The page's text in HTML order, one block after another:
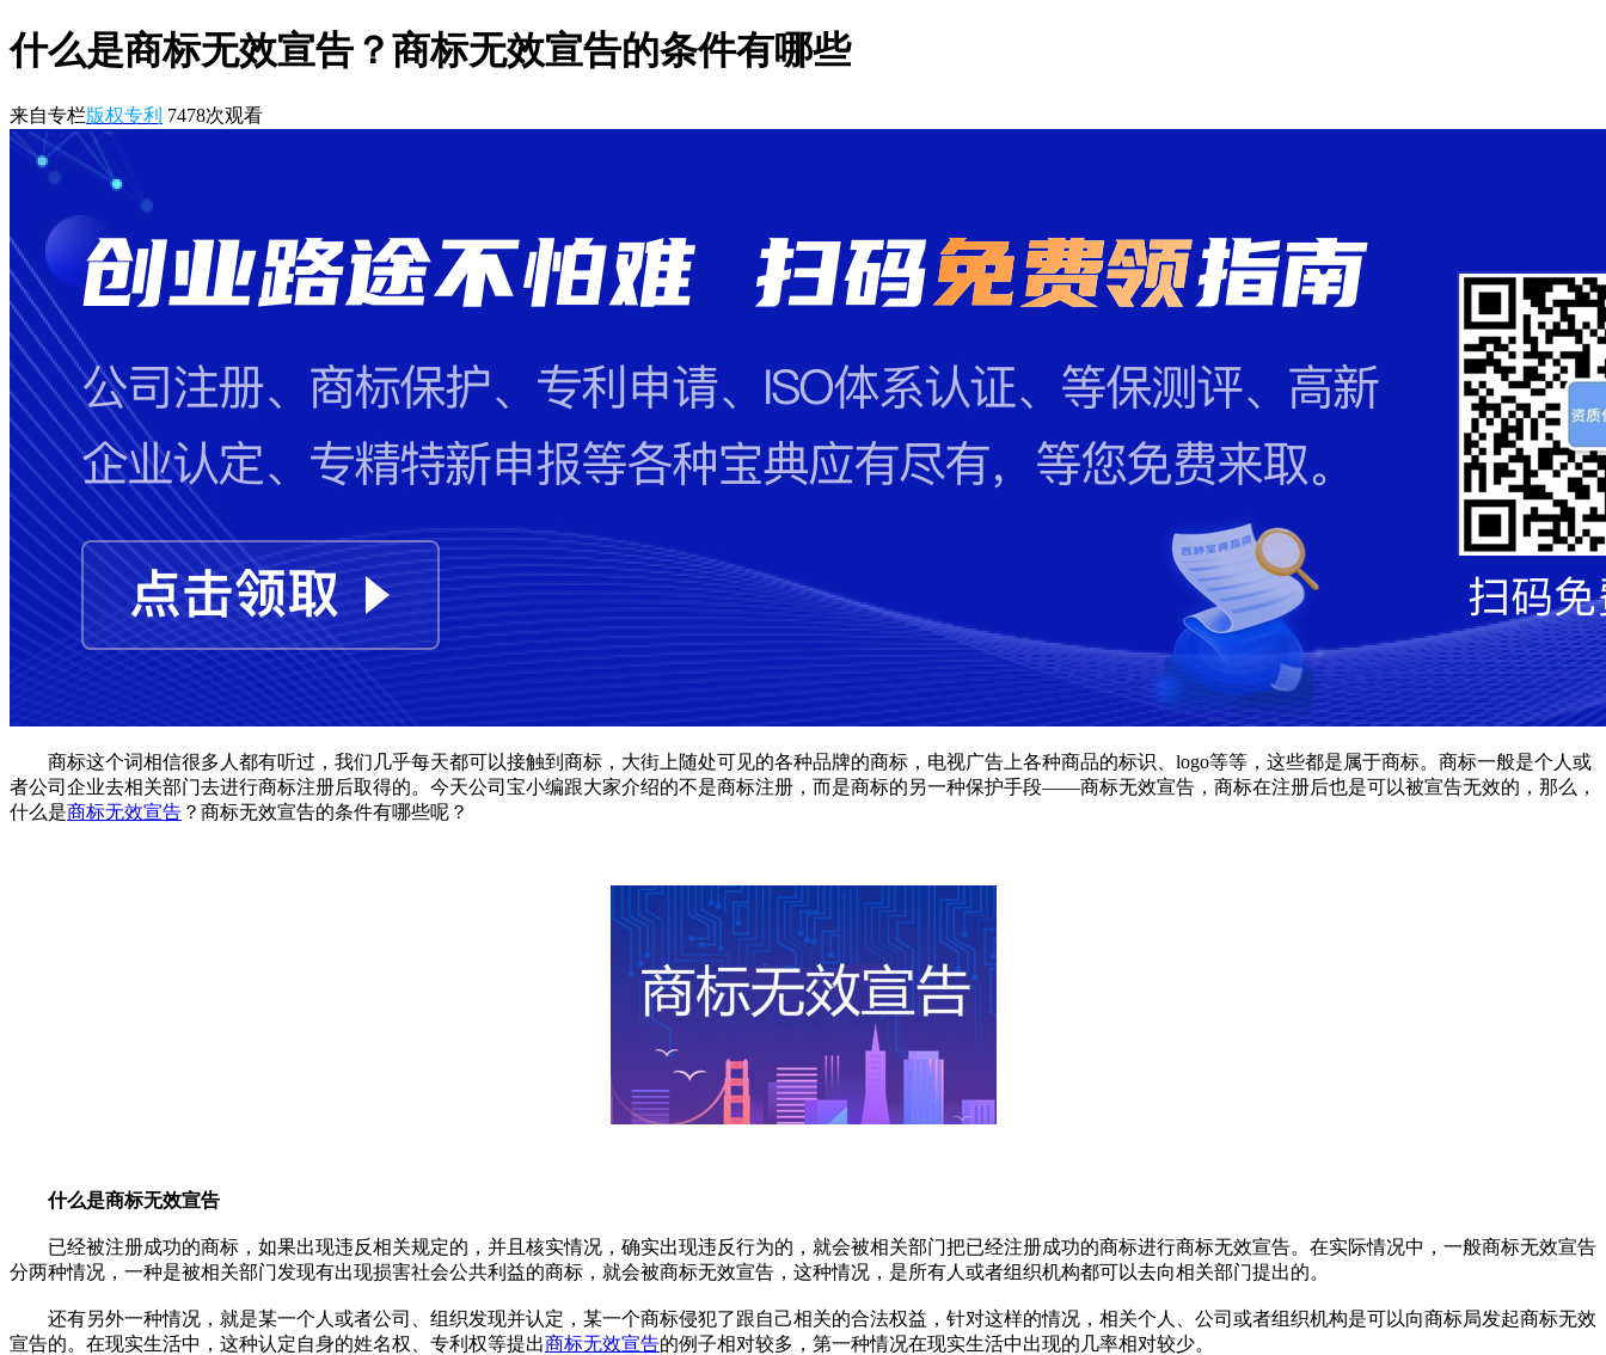
什么是商标无效宣告？商标无效宣告的条件有哪些
来自专栏版权专利 7478次观看
商标这个词相信很多人都有听过，我们几乎每天都可以接触到商标，大街上随处可见的各种品牌的商标，电视广告上各种商品的标识、logo等等，这些都是属于商标。商标一般是个人或
者公司企业去相关部门去进行商标注册后取得的。今天公司宝小编跟大家介绍的不是商标注册，而是商标的另一种保护手段——商标无效宣告，商标在注册后也是可以被宣告无效的，那么，
什么是商标无效宣告 ？商标无效宣告的条件有哪些呢？
什么是商标无效宣告
已经被注册成功的商标，如果出现违反相关规定的，并且核实情况，确实出现违反行为的，就会被相关部门把已经注册成功的商标进行商标无效宣告。在实际情况中，一般商标无效宣告
分两种情况，一种是被相关部门发现有出现损害社会公共利益的商标，就会被商标无效宣告，这种情况，是所有人或者组织机构都可以去向相关部门提出的。
还有另外一种情况，就是某一个人或者公司、组织发现并认定，某一个商标侵犯了跟自己相关的合法权益，针对这样的情况，相关个人、公司或者组织机构是可以向商标局发起商标无效
宣告的。在现实生活中，这种认定自身的姓名权、专利权等提出商标无效宣告的例子相对较多，第一种情况在现实生活中出现的几率相对较少。